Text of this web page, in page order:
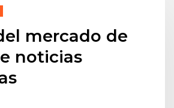
mercado de
noticias